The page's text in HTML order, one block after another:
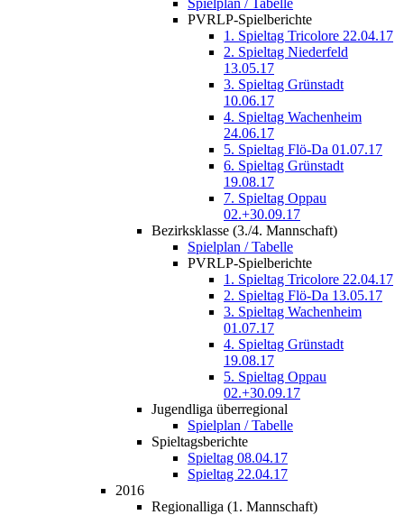
Spielplan / Tabelle
PVRLP-Spielberichte
1. Spieltag Tricolore 22.04.17
2. Spieltag Niederfeld
13.05.17
3. Spieltag Grünstadt
10.06.17
4. Spieltag Wachenheim
24.06.17
5. Spieltag Flö-Da 01.07.17
6. Spieltag Grünstadt
19.08.17
7. Spieltag Oppau
02.+30.09.17
Bezirksklasse (3./4. Mannschaft)
Spielplan / Tabelle
PVRLP-Spielberichte
1. Spieltag Tricolore 22.04.17
2. Spieltag Flö-Da 13.05.17
3. Spieltag Wachenheim
01.07.17
4. Spieltag Grünstadt
19.08.17
5. Spieltag Oppau
02.+30.09.17
Jugendliga überregional
Spielplan / Tabelle
Spieltagsberichte
Spieltag 08.04.17
Spieltag 22.04.17
2016
Regionalliga (1. Mannschaft)